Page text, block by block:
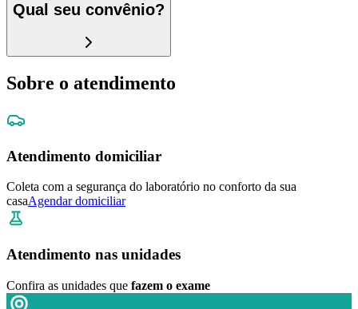
Qual seu convênio?
Sobre o atendimento
Atendimento domiciliar
Coleta com a segurança do laboratório no conforto da sua
casaAgendar domiciliar
Atendimento nas unidades
Confira as unidades que fazem o exame